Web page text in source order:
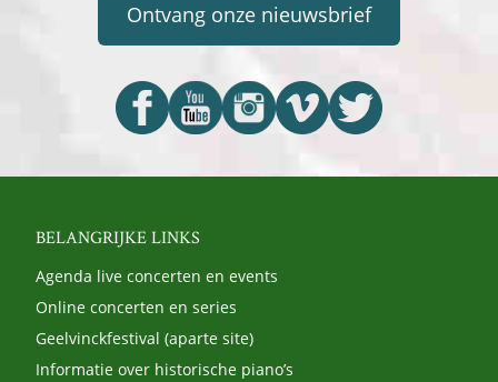
Ontvang onze nieuwsbrief
BELANGRIJKE LINKS
Agenda live concerten en events
Online concerten en series
Geelvinckfestival (aparte site)
Informatie over historische piano’s